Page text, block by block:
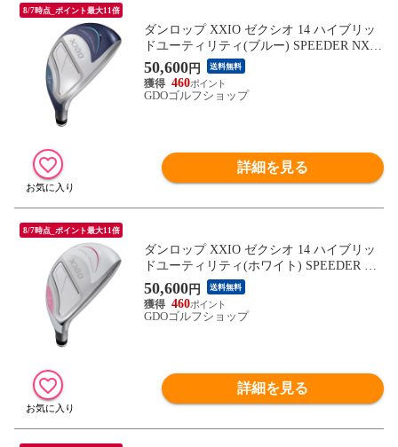
8/7時点_ポイント最大11倍
ダンロップ XXIO ゼクシオ 14 ハイブリッ
ドユーティリティ(ブルー) SPEEDER NX D
ST for XXIO シャフト：SPEEDER NX DST
for XXIO R H6 28° 39inch レディス
50,600円 送料無料
460
GDOゴルフショップ
詳細を見る
8/7時点_ポイント最大11倍
ダンロップ XXIO ゼクシオ 14 ハイブリッ
ドユーティリティ(ホワイト) SPEEDER NX
DST for XXIO シャフト：SPEEDER NX DS
T for XXIO R H6 28° 39inch レディス
50,600円 送料無料
460
GDOゴルフショップ
詳細を見る